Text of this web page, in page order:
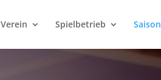
Verein Spielbetrieb Saison